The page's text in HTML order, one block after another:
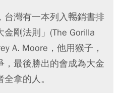
台灣有一本列入𣈱銷書排
剛法則」(The Gorilla
A. Moore，他用猴子，
，最後勝出的會成為大金
拿的人。